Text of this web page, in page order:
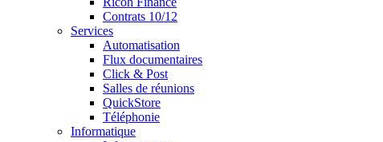
Contrats 10/12
Services
Automatisation
Flux documentaires
Click & Post
Salles de réunions
QuickStore
Téléphonie
Informatique